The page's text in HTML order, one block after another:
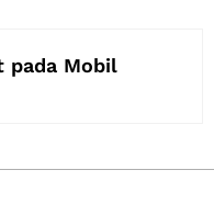
pada Mobil